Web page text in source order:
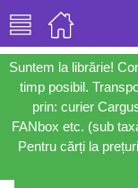
Suntem la librărie!
timp posibil.
prin: curier
FANbox etc. (sub
Pentru cărți la